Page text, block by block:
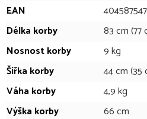
způsobem je sejmutí korbičky z
pohodlnější a bezpečnější. Lze jej
zavazadlového prostoru vašeho
místa. Součástí korbičky je praktický
vybavení (dudlíky, ubrousky, lahve).
V bodech:
EAN
Délka korby
83 cm (77
Nosnost korby
9 kg
Šířka korby
44 cm (35
Váha korby
4,9 kg
Výška korby
66 cm